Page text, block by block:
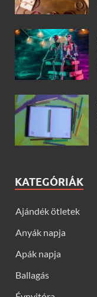
KATEGÓRIÁK
Ajándék ötletek
Anyák napja
Apák napja
Ballagás